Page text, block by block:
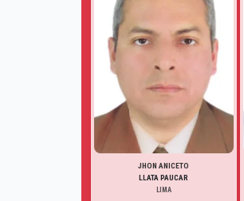
JHON ANICETO
LLATA PAUCAR
LIMA